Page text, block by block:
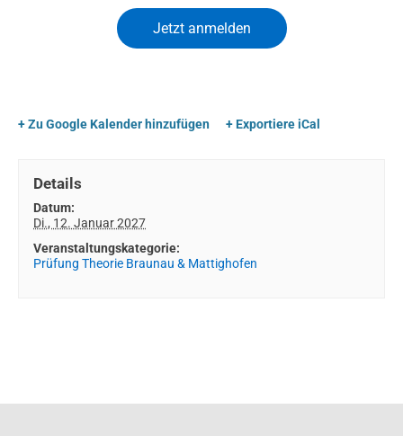
+ Zu Google Kalender hinzufügen + Exportiere iCal
Details
Datum:
Di., 12. Januar 2027
Veranstaltungskategorie:
Prüfung Theorie Braunau & Mattighofen